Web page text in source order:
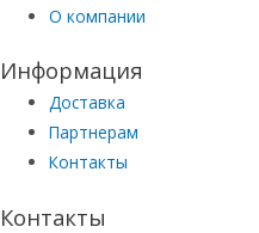
О компании
Информация
Доставка
Партнерам
Контакты
Контакты